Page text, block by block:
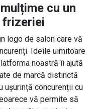
cu un
frizeriei
logo de salon care vă
Ideile uimitoare
noastră îi ajută
de marcă distinctă
ușurință concurenții cu
vă permite să